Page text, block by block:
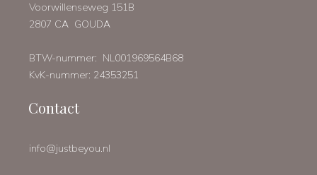
Voorwillenseweg 151B
2807 CA GOUDA
BTW-nummer: NL001969564B68
KvK-nummer: 24353251
Contact
info@justbeyou.nl